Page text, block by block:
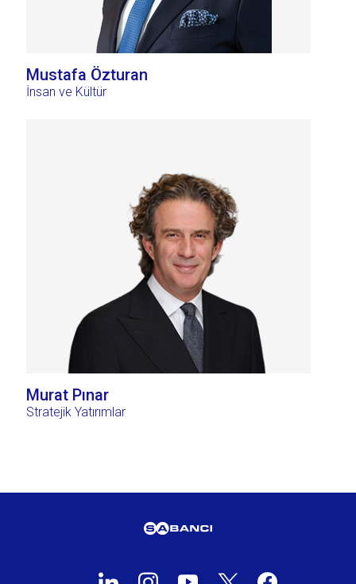
Mustafa Özturan
İnsan ve Kültür
Murat Pınar
Stratejik Yatırımlar